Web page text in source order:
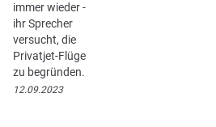
immer wieder -
ihr Sprecher
versucht, die
Privatjet-Flüge
zu begründen.
12.09.2023